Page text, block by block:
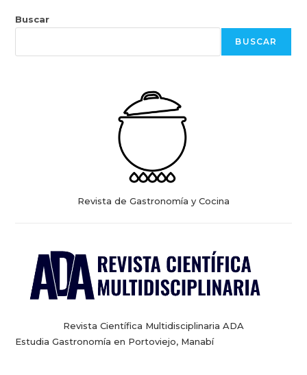
Buscar
BUSCAR
Revista de Gastronomía y Cocina
Revista Científica Multidisciplinaria ADA
Estudia Gastronomía en Portoviejo, Manabí